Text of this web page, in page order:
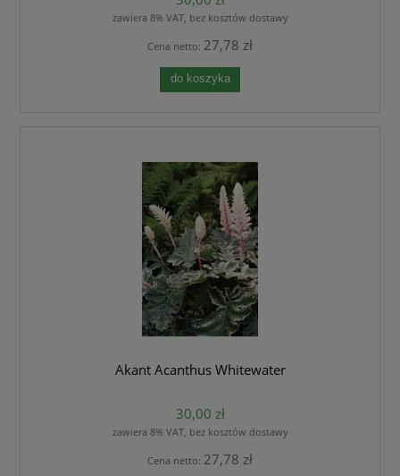
zawiera 8% VAT, bez kosztów dostawy
Cena netto: 27,78 zł
do koszyka
Akant Acanthus Whitewater
30,00 zł
zawiera 8% VAT, bez kosztów dostawy
Cena netto: 27,78 zł